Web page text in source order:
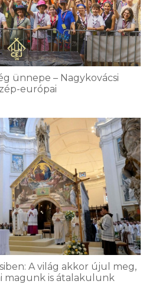
ünnepe – Nagykovácsi
európai
A világ akkor újul meg,
magunk is átalakulunk